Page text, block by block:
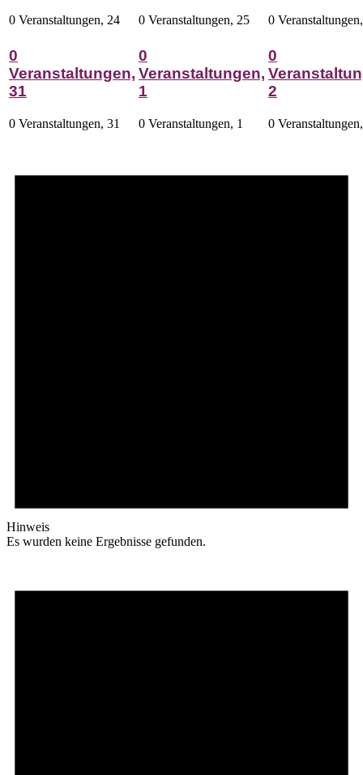
0 Veranstaltungen, 24 0 Veranstaltungen, 25 0
0
Veranstaltungen,
31
0 Veranstaltungen, 31
0
Veranstaltungen,
1
0 Veranstaltungen, 1
0
2
0
Hinweis
Es wurden keine Ergebnisse gefunden.